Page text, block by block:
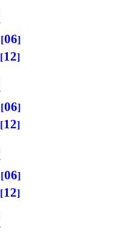
06
12
06
12
06
12